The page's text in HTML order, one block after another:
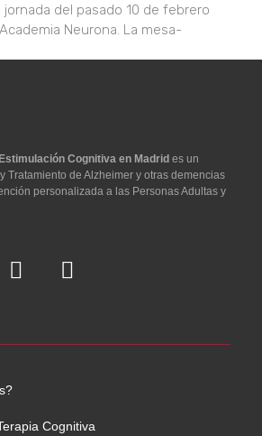
jornada del pasado 10 de febrero
Neurona. La mesa-
Estimulación Cognitiva en Madrid es un
Tratamiento de Alzheimer y otras demencias
personalizada a las Personas Adultas y
Cognitiva